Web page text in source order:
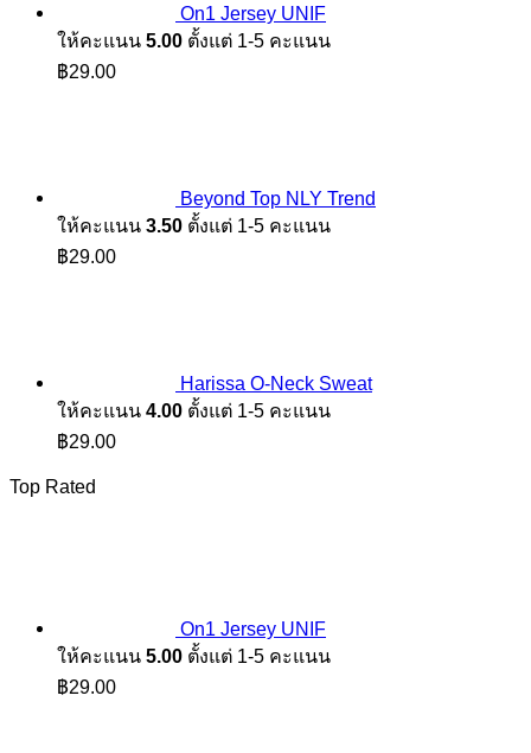
On1 Jersey UNIF
ให้คะแนน 5.00 ตั้งแต่ 1-5 คะแนน
฿29.00
Beyond Top NLY Trend
ให้คะแนน 3.50 ตั้งแต่ 1-5 คะแนน
฿29.00
Harissa O-Neck Sweat
ให้คะแนน 4.00 ตั้งแต่ 1-5 คะแนน
฿29.00
Top Rated
On1 Jersey UNIF
ให้คะแนน 5.00 ตั้งแต่ 1-5 คะแนน
฿29.00